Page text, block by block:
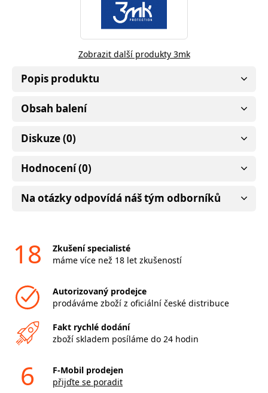
Zobrazit další produkty 3mk
Popis produktu
Obsah balení
Diskuze (0)
Hodnocení (0)
Na otázky odpovídá náš tým odborníků
18
Zkušení specialisté
máme více než 18 let zkušeností
Autorizovaný prodejce
prodáváme zboží z oficiální české distribuce
Fakt rychlé dodání
zboží skladem posíláme do 24 hodin
6
F-Mobil prodejen
přijďte se poradit